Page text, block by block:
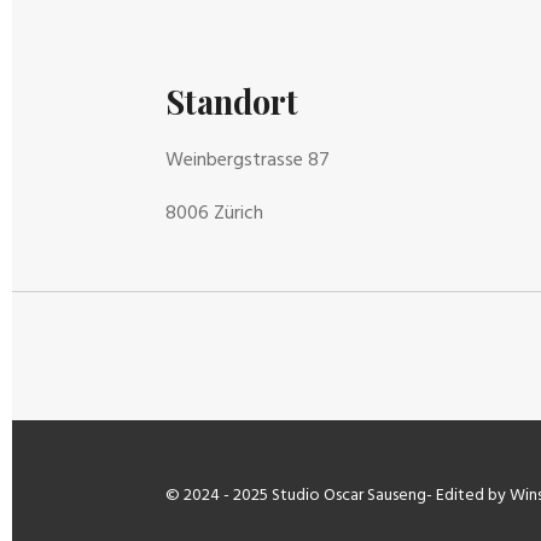
Standort
Weinbergstrasse 87
8006 Zürich
© 2024 - 2025 Studio Oscar Sauseng- Edited by